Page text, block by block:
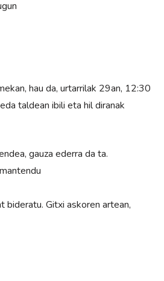
hau da, urtarrilak 29an, 12:30
taldean ibili eta hil diranak
gauza ederra da ta.
bideratu. Gitxi askoren artean,